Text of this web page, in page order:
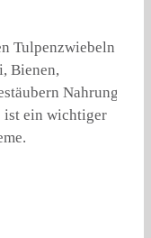
Tulpenzwiebeln
Bienen,
Nahrung
ist ein wichtiger